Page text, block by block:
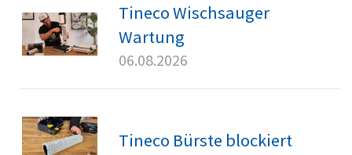
Tineco Wischsauger
Wartung
06.08.2026
Tineco Bürste blockiert